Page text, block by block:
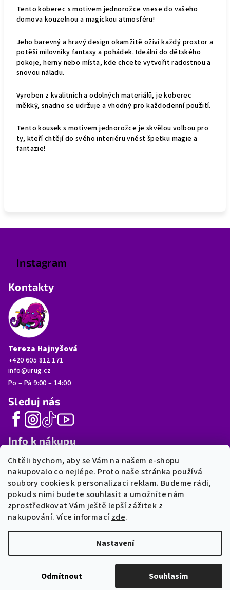
Chtěli bychom, aby se Vám na našem e-shopu
nakupovalo co nejlépe. Proto naše stránka používá
soubory cookies k personalizaci reklam. Budeme rádi,
pokud s nimi budete souhlasit a umožníte nám
zprostředkovat Vám ještě lepší zážitek z
nakupování. Více informacízde.
Nastavení
Odmítnout Souhlasím
Tento koberec s motivem jednorožce vnese do vašeho
domova kouzelnou a magickou atmosféru!
Jeho barevný a hravý design okamžitě oživí každý prostor a
potěší milovníky fantasy a pohádek. Ideální do dětského
pokoje, herny nebo místa, kde chcete vytvořit radostnou a
snovou náladu.
Vyroben z kvalitních a odolných materiálů, je koberec
měkký, snadno se udržuje a vhodný pro každodenní použití.
Tento kousek s motivem jednorožce je skvělou volbou pro
ty, kteří chtějí do svého interiéru vnést špetku magie a
fantazie!
Instagram
Kontakty
Tereza Hajnyšová
+420 605 812 171
info@urug.cz
Po – Pá 9:00 – 14:00
Sleduj nás
Info k nákupu
FAQ
Moje objednávka
Postup výroby
Doprava a platba
Obchodní podmínky
Vyrobeno v Česku • 2026